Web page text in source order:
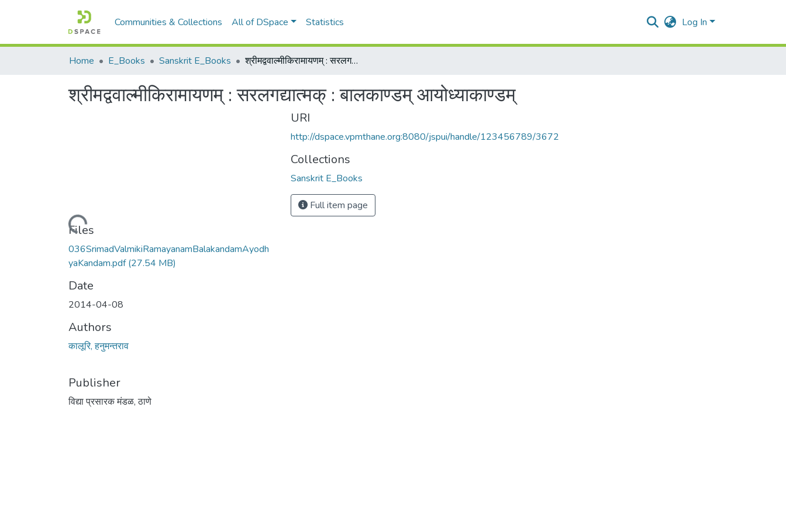
Communities & Collections All of DSpace Statistics Log In
Home E_Books Sanskrit E_Books श्रीमद्ववाल्मीकिरामायणम् : सरलगद्यात्मक् : बालकाण्डम् आयोध्याकाण्डम्
श्रीमद्ववाल्मीकिरामायणम् : सरलगद्यात्मक् : बालकाण्डम् आयोध्याकाण्डम्
Loading...
Files
036SrimadValmikiRamayanamBalakandamAyodh
yaKandam.pdf(27.54 MB)
Date
2014-04-08
Authors
कालूरि, हनुमन्तराव
Publisher
विद्या प्रसारक मंडळ, ठाणे
URI
http://dspace.vpmthane.org:8080/jspui/handle/123456789/3672
Collections
Sanskrit E_Books
Full item page